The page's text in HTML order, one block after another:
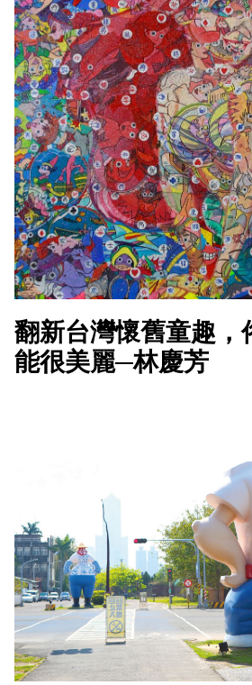
翻新台灣懷舊童趣，
能很美麗─林慶芳